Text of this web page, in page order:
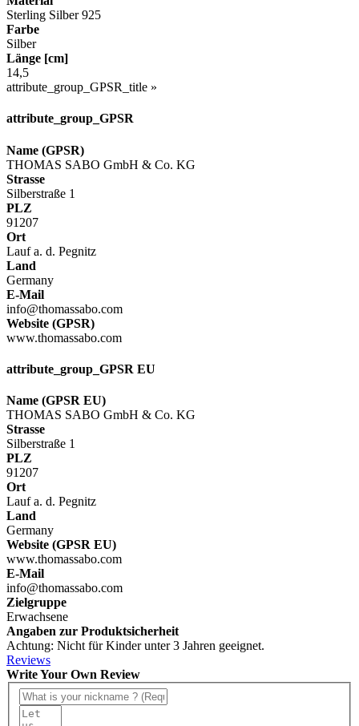
Sterling Silber 925
Farbe
Silber
Länge [cm]
14,5
attribute_group_GPSR_title »
attribute_group_GPSR
Name (GPSR)
THOMAS SABO GmbH & Co. KG
Strasse
Silberstraße 1
PLZ
91207
Ort
Lauf a. d. Pegnitz
Land
Germany
E-Mail
info@thomassabo.com
Website (GPSR)
www.thomassabo.com
attribute_group_GPSR EU
Name (GPSR EU)
THOMAS SABO GmbH & Co. KG
Strasse
Silberstraße 1
PLZ
91207
Ort
Lauf a. d. Pegnitz
Land
Germany
Website (GPSR EU)
www.thomassabo.com
E-Mail
info@thomassabo.com
Zielgruppe
Erwachsene
Angaben zur Produktsicherheit
Achtung: Nicht für Kinder unter 3 Jahren geeignet.
Reviews
Write Your Own Review